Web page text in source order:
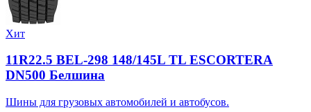
Хит
11R22.5 BEL-298 148/145L TL ESCORTERA
DN500 Белшина
Шины для грузовых автомобилей и автобусов.